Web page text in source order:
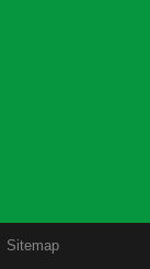
Sitemap